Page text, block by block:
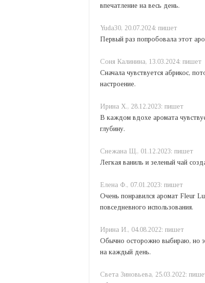
впечатление на весь день.
Yuda30, 20.07.2024: пишет
Первый раз попробовала этот
Соня Калинина, 13.03.2024: пишет
Сначала чувствуется абрикос,
настроение.
Ирина Х., 28.12.2023: пишет
В каждом вдохе аромата
глубину.
Снежана Щ., 01.12.2023: пишет
Легкая ваниль и зеленый чай
Елена Ф., 07.01.2023: пишет
Очень понравился аромат Fleur
повседневного использования.
Ирина И., 04.08.2022: пишет
Обычно осторожно выбираю, но
на каждый день.
Света Зиновьева, 25.03.2022: